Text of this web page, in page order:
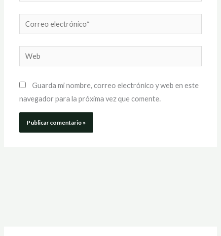
Correo
electrónico*
Web
Guarda mi nombre, correo electrónico y web en este
navegador para la próxima vez que comente.